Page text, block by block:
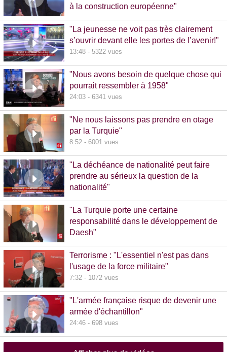
à la construction européenne"
"La jeunesse ne voit pas très clairement
s’ouvrir devant elle les portes de l’avenir!"
13:48 - 5322 vues
"Nous avons besoin de quelque chose qui
pourrait ressembler à 1958"
24:03 - 6341 vues
"Ne nous laissons pas prendre en otage
par la Turquie"
8:52 - 6001 vues
"La déchéance de nationalité peut faire
prendre au sérieux la question de la
nationalité"
"La Turquie porte une certaine
responsabilité dans le développement de
Daesh"
Terrorisme : "L'essentiel n'est pas dans
l'usage de la force militaire"
7:32 - 1072 vues
"L'armée française risque de devenir une
armée d'échantillon"
24:46 - 698 vues